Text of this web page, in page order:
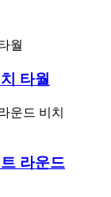
타월
라운드